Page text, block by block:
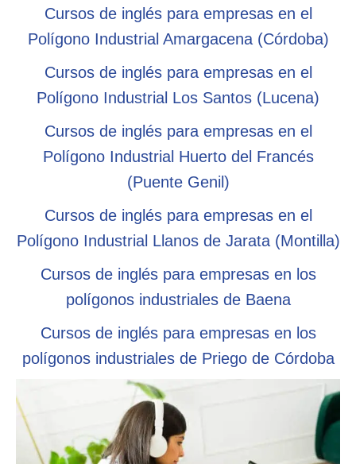
Cursos de inglés para empresas en el
Polígono Industrial Amargacena (Córdoba)
Cursos de inglés para empresas en el
Polígono Industrial Los Santos (Lucena)
Cursos de inglés para empresas en el
Polígono Industrial Huerto del Francés
(Puente Genil)
Cursos de inglés para empresas en el
Polígono Industrial Llanos de Jarata (Montilla)
Cursos de inglés para empresas en los
polígonos industriales de Baena
Cursos de inglés para empresas en los
polígonos industriales de Priego de Córdoba